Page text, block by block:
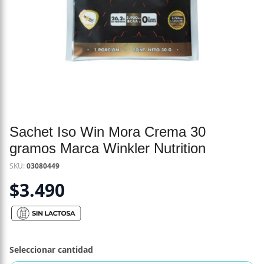
Sachet Iso Win Mora Crema 30
gramos Marca Winkler Nutrition
SKU:03080449
$3.490
Seleccionar cantidad